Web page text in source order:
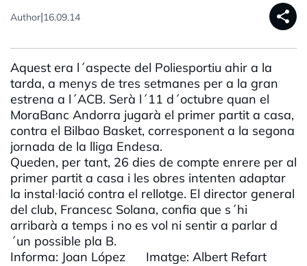
Author|16.09.14 share
Aquest era l´aspecte del Poliesportiu ahir a la
tarda, a menys de tres setmanes per a la gran
estrena a l´ACB. Serà l´11 d´octubre quan el
MoraBanc Andorra jugarà el primer partit a casa,
contra el Bilbao Basket, corresponent a la segona
jornada de la lliga Endesa.
Queden, per tant, 26 dies de compte enrere per al
primer partit a casa i les obres intenten adaptar
la instal·lació contra el rellotge. El director general
del club, Francesc Solana, confia que s´hi
arribarà a temps i no es vol ni sentir a parlar d
´un possible pla B.
Informa: Joan López Imatge: Albert Refart